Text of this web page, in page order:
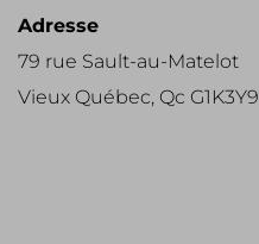
Adresse
79 rue Sault-au-Matelot
Vieux Québec, Qc G1K3Y9